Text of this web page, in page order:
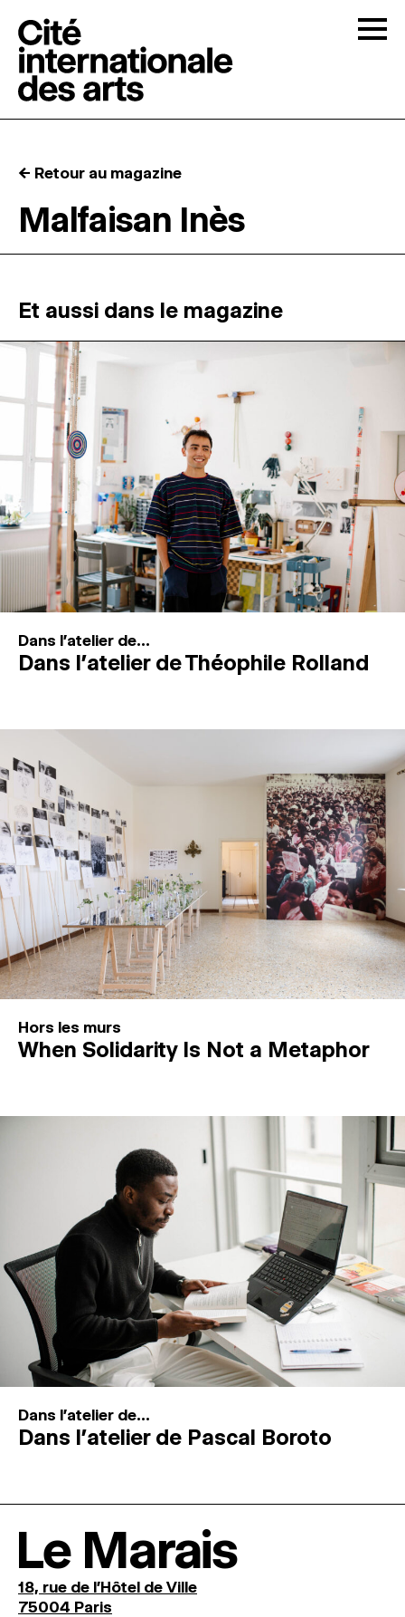
RÉSIDENCES ↓
ATELIERS OUVERTS
PROGRAMMATION
MAGAZINE
ESPACES DE PRATIQUE ARTISTIQUE ↓
Recherche
Connexion
← Retour au magazine
Malfaisan Inès
Et aussi dans le magazine
Dans l'atelier de...
Dans l’atelier de Théophile Rolland
Hors les murs
When Solidarity Is Not a Metaphor
Dans l'atelier de...
Dans l’atelier de Pascal Boroto
Le Marais
18, rue de l'Hôtel de Ville
75004 Paris